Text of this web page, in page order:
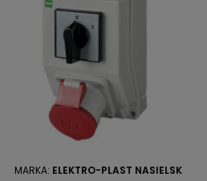
MARKA: ELEKTRO-PLAST NASIELSK